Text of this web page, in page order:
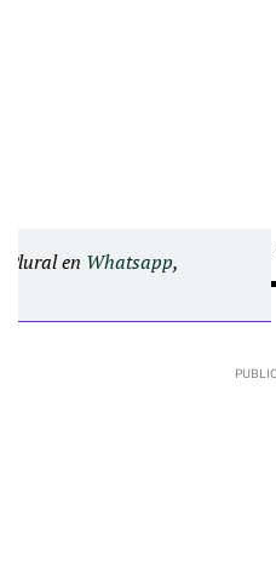
Plural en Whatsapp,